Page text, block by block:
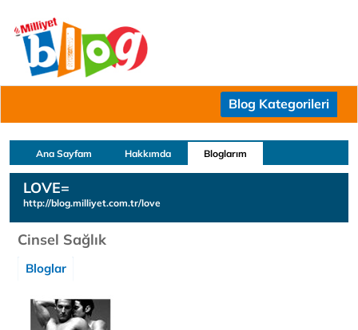
Blog Kategorileri
Ana Sayfam Hakkımda Bloglarım
LOVE=
http://blog.milliyet.com.tr/love
Cinsel Sağlık
Bloglar